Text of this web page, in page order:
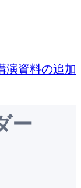
演資料の追加
ー